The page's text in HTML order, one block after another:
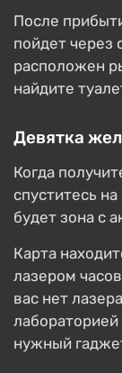
После
пойдет через
расположен
найдите
Девятка
Когда
спуститесь
будет зона с
Карта
лазером
вас нет
нужный